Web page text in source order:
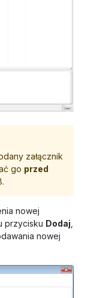
załącznik
go przed
nowej
przycisku Dodaj
nowej